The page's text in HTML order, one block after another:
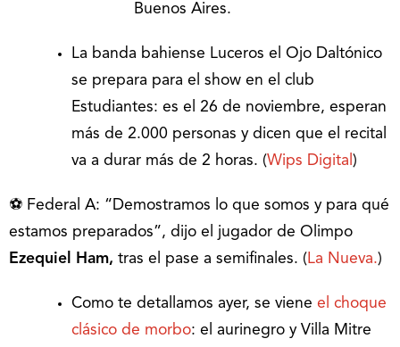
Buenos Aires.
La banda bahiense Luceros el Ojo Daltónico
se prepara para el show en el club
Estudiantes: es el 26 de noviembre, esperan
más de 2.000 personas y dicen que el recital
va a durar más de 2 horas. (Wips Digital )
⚽ Federal A: “Demostramos lo que somos y para qué
estamos preparados”, dijo el jugador de Olimpo
Ezequiel Ham, tras el pase a semifinales. ( La Nueva.)
Como te detallamos ayer, se viene el choque
clásico de morbo: el aurinegro y Villa Mitre